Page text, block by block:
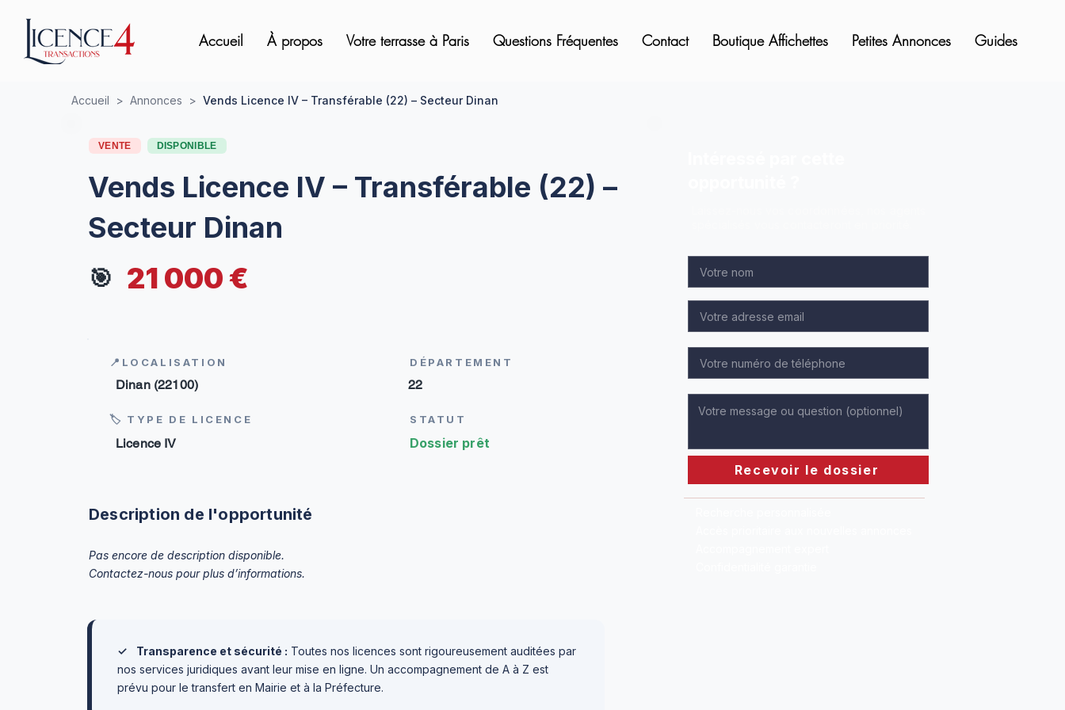
Accueil À propos Votre terrasse à Paris Questions Fréquentes Contact Boutique Affichettes Petites Annonces Guides
Accueil > Annonces > Vends Licence IV – Transférable (22) – Secteur Dinan
VENTE DISPONIBLE
Vends Licence IV – Transférable (22) –
Secteur Dinan
🎯 21 000 €
📍LOCALISATION
Dinan (22100)
🏷 TYPE DE LICENCE
Licence IV
DÉPARTEMENT
22
STATUT
Dossier prêt
Description de l'opportunité
Pas encore de description disponible.
Contactez-nous pour plus d’informations.
✓ Transparence et sécurité : Toutes nos licences sont rigoureusement auditées par
nos services juridiques avant leur mise en ligne. Un accompagnement de A à Z est
prévu pour le transfert en Mairie et à la Préfecture.
Recevoir le dossier